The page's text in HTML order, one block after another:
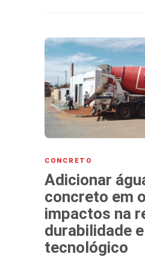
CONCRETO
Adicionar
concreto em
impactos na
durabilidade
tecnológico